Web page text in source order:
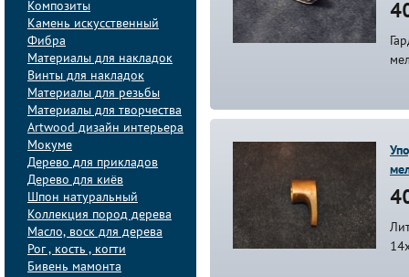
Композиты
Камень искусственный
Фибра
Материалы для накладок
Винты для накладок
Материалы для резьбы
Материалы для творчества
Artwood дизайн интерьера
Мокуме
Дерево для прикладов
Дерево для киёв
Шпон натуральный
Коллекция пород дерева
Масло, воск для дерева
Рог , кость , когти
Бивень мамонта